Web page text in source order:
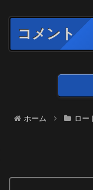
コメント
ホーム ロー